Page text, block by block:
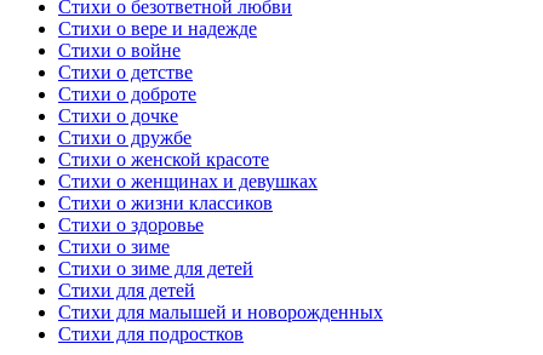
Стихи о безответной любви
Стихи о вере и надежде
Стихи о войне
Стихи о детстве
Стихи о доброте
Стихи о дочке
Стихи о дружбе
Стихи о женской красоте
Стихи о женщинах и девушках
Стихи о жизни классиков
Стихи о здоровье
Стихи о зиме
Стихи о зиме для детей
Стихи для детей
Стихи для малышей и новорожденных
Стихи для подростков